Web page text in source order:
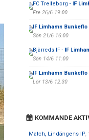
FC Trelleborg - IF
Fre 26/6 19:00
IF Limhamn Bunkeflo
Sön 21/6 16:00
Bjärreds IF - IF
Sön 14/6 11:00
IF Limhamn Bunkeflo
Lör 13/6 12:30
KOMMANDE
Match, Lindängens IP,